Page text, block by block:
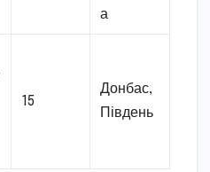
а
15
Донбас,
Південь